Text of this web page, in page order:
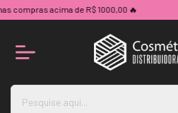
compras acima de R$ 1000,00 🔥